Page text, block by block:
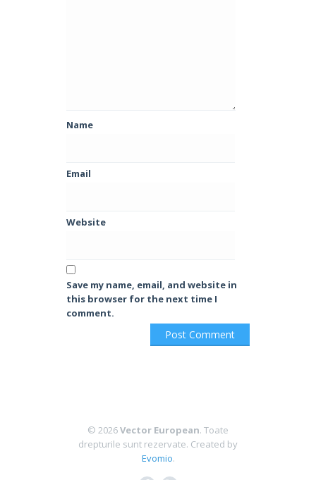
Name
Email
Website
Save my name, email, and website in
this browser for the next time I
comment.
© 2026Vector European. Toate
drepturile sunt rezervate. Created by
Evomio.